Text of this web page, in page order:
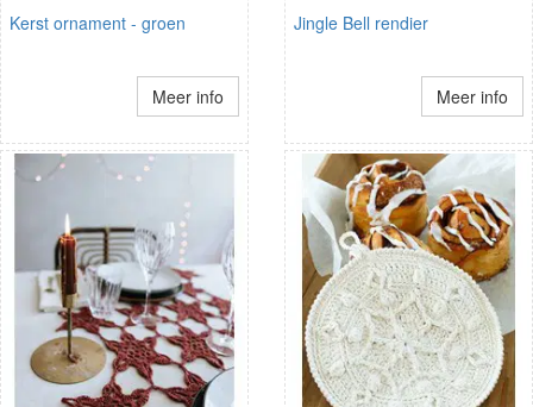
Kerst ornament - groen
Meer info
Jingle Bell rendier
Meer info